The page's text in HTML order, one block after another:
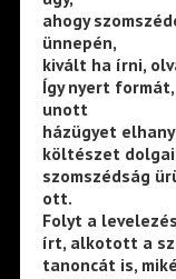
ahogy
ünnepén,
kivált ha írni,
Így nyert
unott
házügyet
költészet
szomszédság
ott.
Folyt a
írt, alkotott a
tanoncát is,